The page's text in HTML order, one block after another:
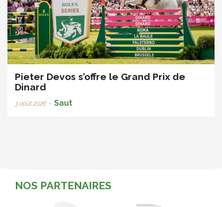
Pieter Devos s’offre le Grand Prix de
Dinard
3 août 2026 • Saut
NOS PARTENAIRES